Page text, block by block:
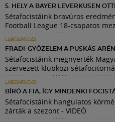
5. HELY A BAYER LEVERKUSEN
Sétafocistáink bravúros
Football League 18-csapatos
LABDARÚGÁS
FRADI-GYŐZELEM A PUSKÁS
Sétafocistáink megnyerték
szervezett klubközi
LABDARÚGÁS
BÍRÓ A FIA, ÍGY MINDENKI
Sétafocistáink hangulatos
zárták a szezont - VIDEÓ